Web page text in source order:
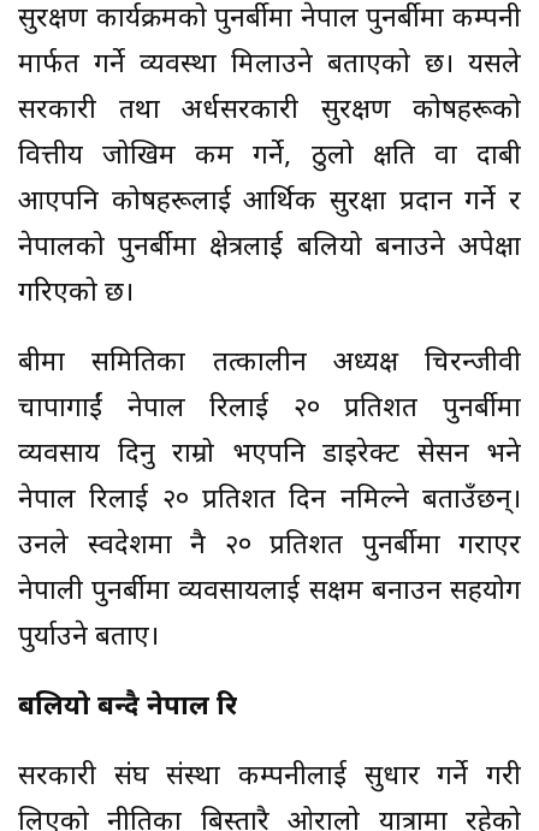
सुरक्षण कार्यक्रमको पुनर्बीमा नेपाल पुनर्बीमा कम्पनी
मार्फत गर्ने व्यवस्था मिलाउने बताएको छ। यसले
सरकारी तथा अर्धसरकारी सुरक्षण कोषहरूको
वित्तीय जोखिम कम गर्ने, ठुलो क्षति वा दाबी
आएपनि कोषहरूलाई आर्थिक सुरक्षा प्रदान गर्ने र
नेपालको पुनर्बीमा क्षेत्रलाई बलियो बनाउने अपेक्षा
गरिएको छ।
बीमा समितिका तत्कालीन अध्यक्ष चिरन्जीवी
चापागाईं नेपाल रिलाई २० प्रतिशत पुनर्बीमा
व्यवसाय दिनु राम्रो भएपनि डाइरेक्ट सेसन भने
नेपाल रिलाई २० प्रतिशत दिन नमिल्ने बताउँछन्।
उनले स्वदेशमा नै २० प्रतिशत पुनर्बीमा गराएर
नेपाली पुनर्बीमा व्यवसायलाई सक्षम बनाउन सहयोग
पुर्याउने बताए।
बलियो बन्दै नेपाल रि
सरकारी संघ संस्था कम्पनीलाई सुधार गर्ने गरी
लिएको नीतिका बिस्तारै ओरालो यात्रामा रहेको